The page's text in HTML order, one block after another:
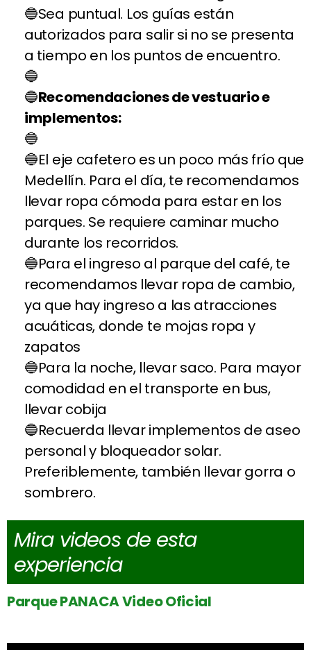
Sea puntual. Los guías están
autorizados para salir si no se presenta
a tiempo en los puntos de encuentro.
Recomendaciones de vestuario e
implementos:
El eje cafetero es un poco más frío que
Medellín. Para el día, te recomendamos
llevar ropa cómoda para estar en los
parques. Se requiere caminar mucho
durante los recorridos.
Para el ingreso al parque del café, te
recomendamos llevar ropa de cambio,
ya que hay ingreso a las atracciones
acuáticas, donde te mojas ropa y
zapatos
Para la noche, llevar saco. Para mayor
comodidad en el transporte en bus,
llevar cobija
Recuerda llevar implementos de aseo
personal y bloqueador solar.
Preferiblemente, también llevar gorra o
sombrero.
Mira videos de esta
experiencia
Parque PANACA Video Oficial